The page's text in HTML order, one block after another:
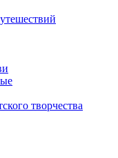
творчества